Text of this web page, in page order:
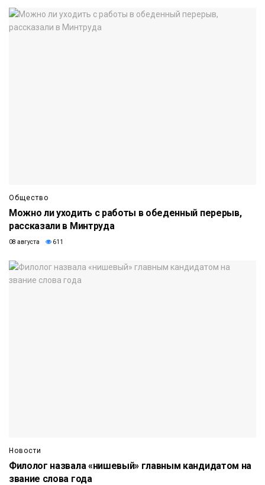
Общество
Можно ли уходить с работы в обеденный перерыв,
рассказали в Минтруда
08 августа 611
Новости
Филолог назвала «нишевый» главным кандидатом на
звание слова года